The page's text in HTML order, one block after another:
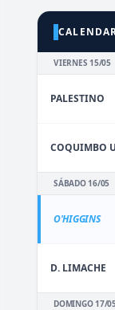
VIERNES 15/05
PALESTINO
COQUIMBO
SÁBADO 16/05
O'HIGGINS
D. LIMACHE
DOMINGO 17/